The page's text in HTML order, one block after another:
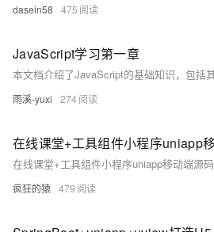
dasein58 475
JavaScript学习第一章
雨溪-yuxi 274
在线课堂+工具组件小程序uniapp移动端源码
疯狂的猿 479